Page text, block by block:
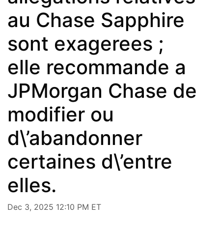
au Chase Sapphire
sont exagerees ;
elle recommande a
JPMorgan Chase de
modifier ou
d\’abandonner
certaines d\’entre
elles.
Dec 3, 2025 12:10 PM ET